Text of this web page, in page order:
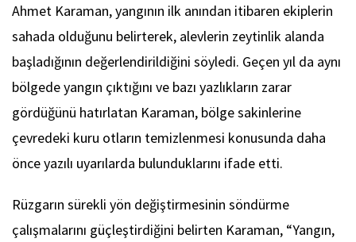
Ahmet Karaman, yangının ilk anından itibaren ekiplerin
sahada olduğunu belirterek, alevlerin zeytinlik alanda
başladığının değerlendirildiğini söyledi. Geçen yıl da aynı
bölgede yangın çıktığını ve bazı yazlıkların zarar
gördüğünü hatırlatan Karaman, bölge sakinlerine
çevredeki kuru otların temizlenmesi konusunda daha
önce yazılı uyarılarda bulunduklarını ifade etti.
Rüzgarın sürekli yön değiştirmesinin söndürme
çalışmalarını güçleştirdiğini belirten Karaman, “Yangın,